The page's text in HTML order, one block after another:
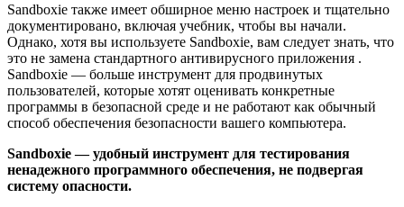
Sandboxie также имеет обширное меню настроек и тщательно
документировано, включая учебник, чтобы вы начали.
Однако, хотя вы используете Sandboxie, вам следует знать, что
это не замена стандартного антивирусного приложения .
Sandboxie — больше инструмент для продвинутых
пользователей, которые хотят оценивать конкретные
программы в безопасной среде и не работают как обычный
способ обеспечения безопасности вашего компьютера.
Sandboxie — удобный инструмент для тестирования
ненадежного программного обеспечения, не подвергая
систему опасности.